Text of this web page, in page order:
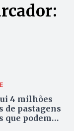
4 milhões
de pastagens
que podem